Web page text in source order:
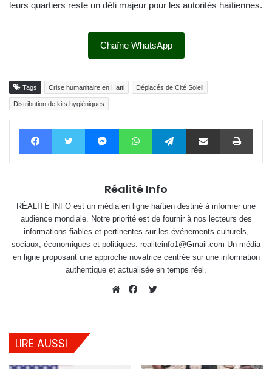
leurs quartiers reste un défi majeur pour les autorités haïtiennes.
Chaîne WhatsApp
Tags Crise humanitaire en Haïti Déplacés de Cité Soleil
Distribution de kits hygiéniques
FacebookTwitter MessengerWhatsAppTelegram Partager par email
Réalité Info
RÉALITÉ INFO est un média en ligne haïtien destiné à informer une
audience mondiale. Notre priorité est de fournir à nos lecteurs des
informations fiables et pertinentes sur les événements culturels,
sociaux, économiques et politiques. realiteinfo1@Gmail.com Un média
en ligne proposant une approche novatrice centrée sur une information
authentique et actualisée en temps réel.
LIRE AUSSI